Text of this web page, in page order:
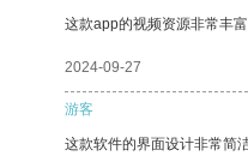
这款app的视频资源非常丰
2024-09-27
游客
这款软件的界面设计非常简